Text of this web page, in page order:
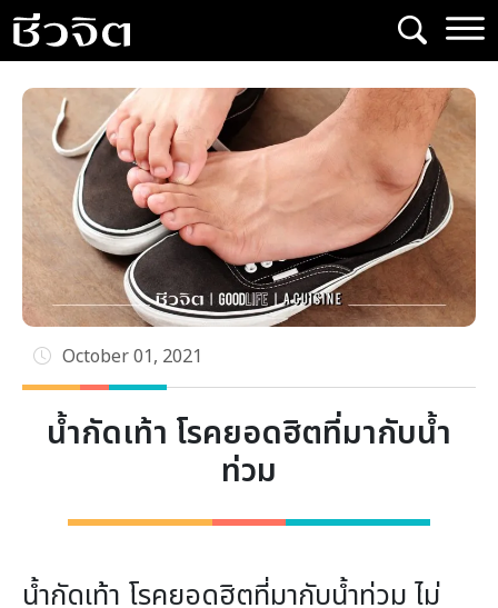
Skip
to
content
October 01, 2021
น้ำกัดเท้า โรคยอดฮิตที่มากับน้ำ
ท่วม
น้ำกัดเท้า โรคยอดฮิตที่มากับน้ำท่วม ไม่